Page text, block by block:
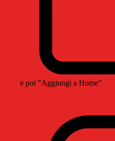
e poi "Aggiungi a Home"